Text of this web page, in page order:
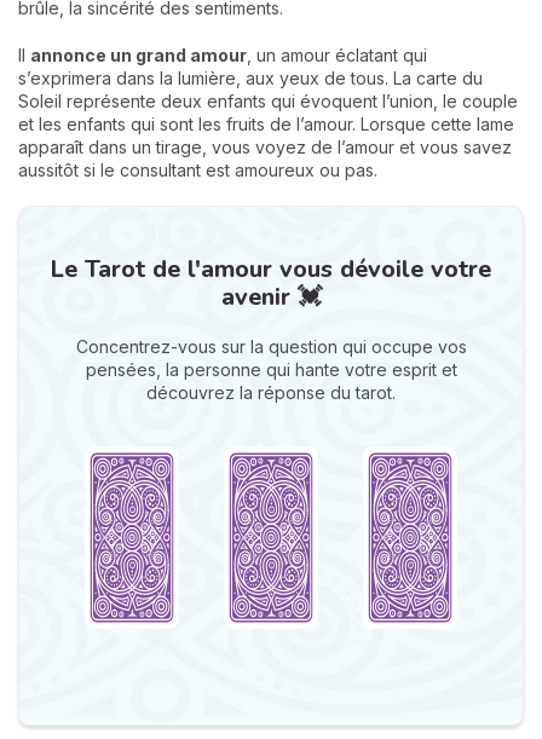
brûle, la sincérité des sentiments.
Il annonce un grand amour , un amour éclatant qui
s’exprimera dans la lumière, aux yeux de tous. La carte du
Soleil représente deux enfants qui évoquent l’union, le couple
et les enfants qui sont les fruits de l’amour. Lorsque cette lame
apparaît dans un tirage, vous voyez de l’amour et vous savez
aussitôt si le consultant est amoureux ou pas.
Le Tarot de l'amour vous dévoile votre
avenir 💓
Concentrez-vous sur la question qui occupe vos
pensées, la personne qui hante votre esprit et
découvrez la réponse du tarot.